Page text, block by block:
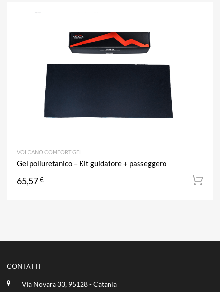
VOLCANO COMFORT GEL
Gel poliuretanico – Kit guidatore + passeggero
65,57€
CONTATTI
Via Novara 33, 95128 - Catania